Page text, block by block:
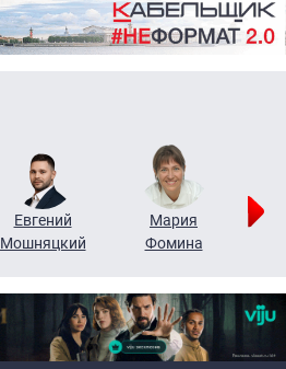
Евгений
Мошняцкий
Мария
Фомина